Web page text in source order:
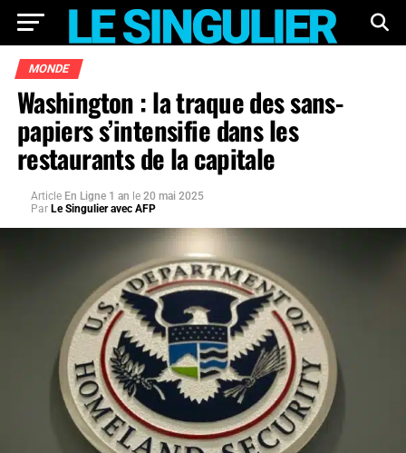
MONDE
Washington : la traque des sans-
papiers s’intensifie dans les
restaurants de la capitale
Article En Ligne 1 an le 20 mai 2025
Par Le Singulier avec AFP